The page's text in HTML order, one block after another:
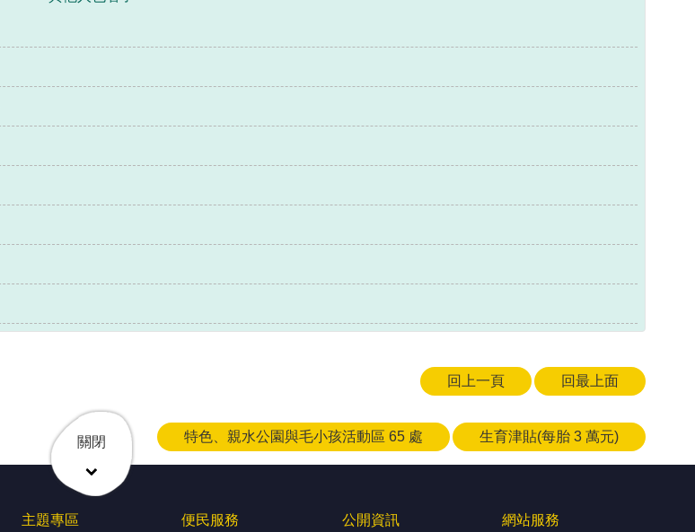
回上一頁 回最上面
特色、親水公園與毛小孩活動區 65 處 生育津貼(每胎 3 萬元)
關閉
主題專區 便民服務 公開資訊 網站服務